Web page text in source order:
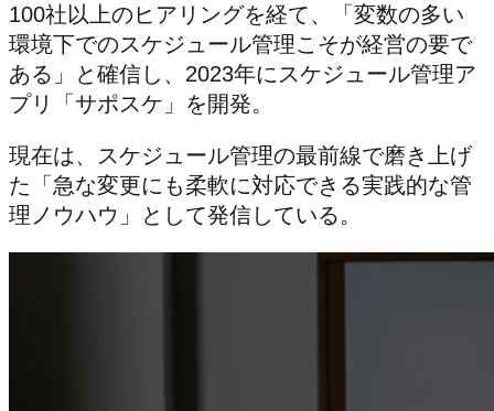
100社以上のヒアリングを経て、「変数の多い
環境下でのスケジュール管理こそが経営の要で
ある」と確信し、2023年にスケジュール管理ア
プリ「サポスケ」を開発。
現在は、スケジュール管理の最前線で磨き上げ
た「急な変更にも柔軟に対応できる実践的な管
理ノウハウ」として発信している。